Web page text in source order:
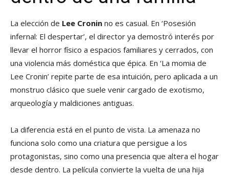
La elección de Lee Cronin no es casual. En ‘Posesión
infernal: El despertar’, el director ya demostró interés por
llevar el horror físico a espacios familiares y cerrados, con
una violencia más doméstica que épica. En ‘La momia de
Lee Cronin’ repite parte de esa intuición, pero aplicada a un
monstruo clásico que suele venir cargado de exotismo,
arqueología y maldiciones antiguas.
La diferencia está en el punto de vista. La amenaza no
funciona solo como una criatura que persigue a los
protagonistas, sino como una presencia que altera el hogar
desde dentro. La película convierte la vuelta de una hija